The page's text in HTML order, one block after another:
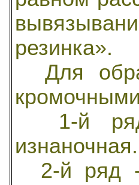
резинка».
Для
1-й
изнаночная.
2-й ряд -